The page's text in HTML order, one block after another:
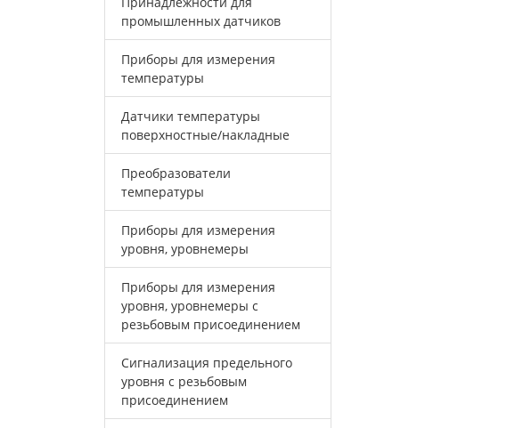
промышленных датчиков
Приборы для измерения
температуры
Датчики температуры
поверхностные/накладные
Преобразователи
температуры
Приборы для измерения
уровня, уровнемеры
Приборы для измерения
уровня, уровнемеры с
резьбовым присоединением
Сигнализация предельного
уровня с резьбовым
присоединением